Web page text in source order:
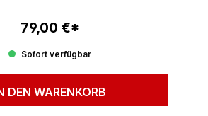
Regulärer Preis:
79,00 €*
Sofort verfügbar
DEN WARENKORB